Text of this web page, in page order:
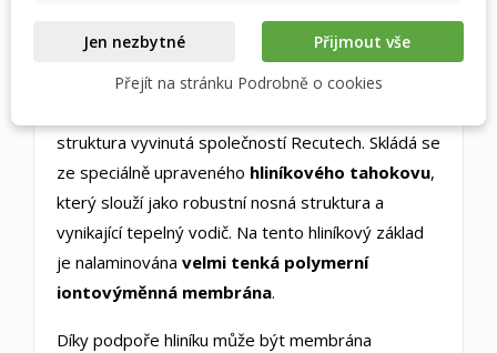
Unikátní materiál METALPIC
struktura vyvinutá společností Recutech. Skládá se
ze speciálně upraveného hliníkového tahokovu,
který slouží jako robustní nosná struktura a
vynikající tepelný vodič. Na tento hliníkový základ
je nalaminována velmi tenká polymerní
iontovýměnná membrána.
Díky podpoře hliníku může být membrána
Jen nezbytné
Přijmout vše
Přejít na stránku Podrobně o cookies